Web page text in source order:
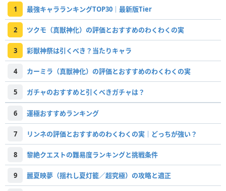
1 最強キャラランキングTOP30｜最新版Tier
2 ツクモ（真獣神化）の評価とおすすめのわくわくの実
3 彩獣神祭は引くべき？当たりキャラ
4 カーミラ（真獣神化）の評価とおすすめのわくわくの実
5 ガチャのおすすめと引くべきガチャは？
6 運極おすすめランキング
7 リンネの評価とおすすめのわくわくの実｜どっちが強い？
8 黎絶クエストの難易度ランキングと挑戦条件
9 麗夏映夢（揺れし夏灯籠／超究極）の攻略と適正